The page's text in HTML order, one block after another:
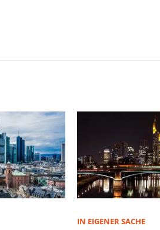
IN EIGENER SACHE